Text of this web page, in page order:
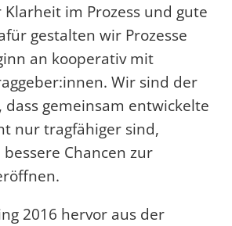
im Prozess und gute
gestalten wir Prozesse
an kooperativ mit
Wir sind der
dass gemeinsam entwickelte
nur tragfähiger sind,
Chancen zur
2016 hervor aus der